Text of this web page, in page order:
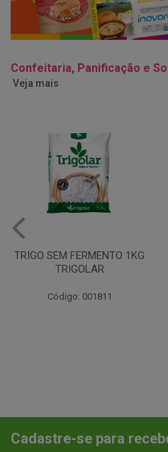
Confeitaria, Panificação e
Veja mais
TRIGO SEM FERMENTO 1KG
TRIGOLAR
Código: 001811
Cadastre-se para